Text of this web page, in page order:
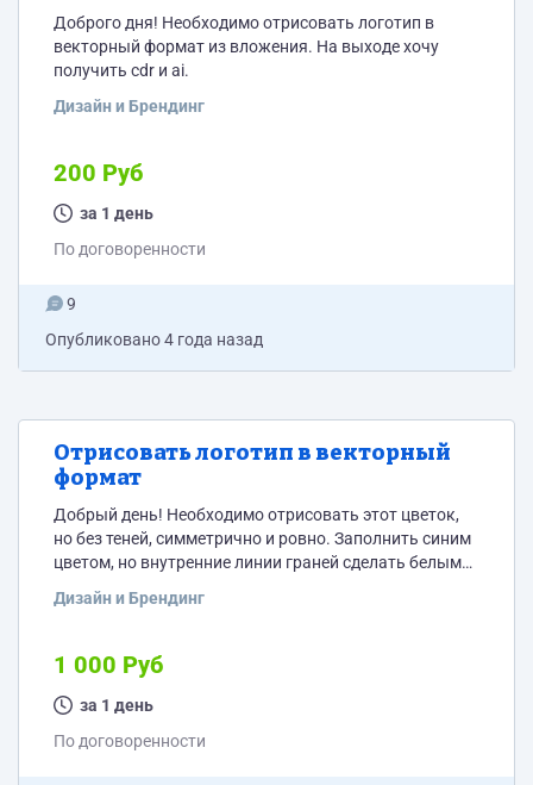
Доброго дня! Необходимо отрисовать логотип в
векторный формат из вложения. На выходе хочу
получить cdr и ai.
Дизайн и Брендинг
200 Руб
за 1 день
По договоренности
9
Опубликовано4 года назад
Отрисовать логотип в векторный
формат
Добрый день! Необходимо отрисовать этот цветок,
но без теней, симметрично и ровно. Заполнить синим
цветом, но внутренние линии граней сделать белым
Исполнителям, которые откликнуться по нужной мне
Дизайн и Брендинг
1 000 Руб
за 1 день
По договоренности